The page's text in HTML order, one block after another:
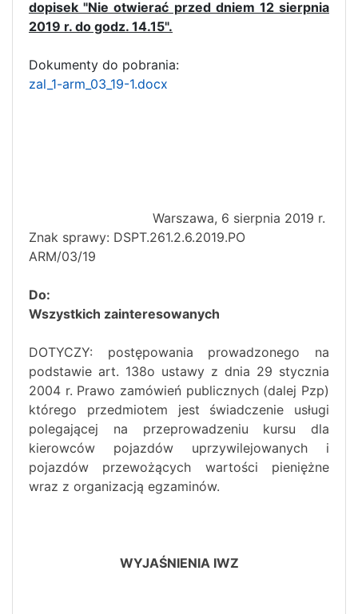
dopisek "Nie otwierać przed dniem 12 sierpnia
2019 r. do godz. 14.15".
Dokumenty do pobrania:
zal_1-arm_03_19-1.docx
Warszawa, 6 sierpnia 2019 r.
Znak sprawy: DSPT.261.2.6.2019.PO
ARM/03/19
Do:
Wszystkich zainteresowanych
DOTYCZY: postępowania prowadzonego na
podstawie art. 138o ustawy z dnia 29 stycznia
2004 r. Prawo zamówień publicznych (dalej Pzp)
którego przedmiotem jest świadczenie usługi
polegającej na przeprowadzeniu kursu dla
kierowców pojazdów uprzywilejowanych i
pojazdów przewożących wartości pieniężne
wraz z organizacją egzaminów.
WYJAŚNIENIA IWZ